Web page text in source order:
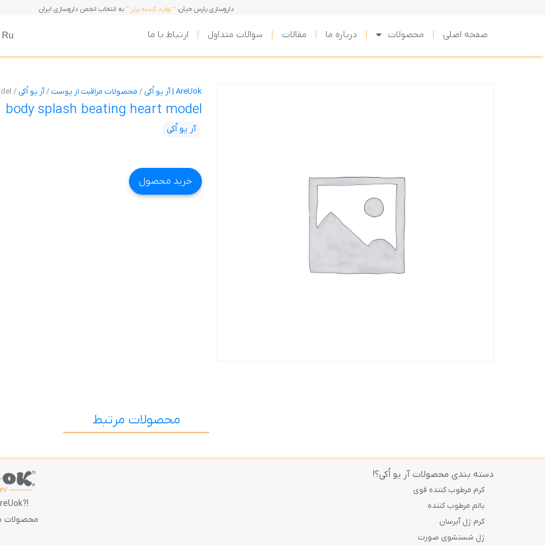
داروسازی پارس حیان، ” تولید کننده برتر “ به انتخاب انجمن داروسازی ایران
صفحه اصلی محصولات درباره ما مقالات سوالات متداول ارتباط با ما Ru
AreUok | آر یو اُکی / محصولات مراقبت از پوست/آر یو اُکی /
body splash beating heart model
آر یو اُکی
خرید محصول
محصولات مرتبط
دسته بندی محصولات آر یو اُکی؟!
کرم مرطوب کننده قوی
بالم مرطوب کننده
کرم ژل آبرسان
ژل شستشوی صورت
!?AreUok
محصولات